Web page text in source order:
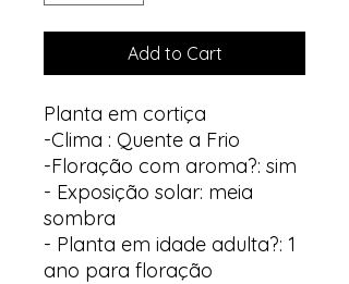
Add to Cart
Planta em cortiça
-Clima : Quente a Frio
-Floração com aroma?: sim
- Exposição solar: meia
sombra
- Planta em idade adulta?: 1
ano para floração